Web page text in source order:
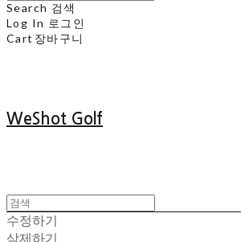
Search 검색
Log In 로그인
Cart 장바구니
WeShot Golf
수정하기
삭제하기